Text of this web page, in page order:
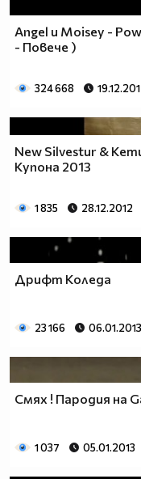
Angel и Moisey -
- Повече )
324 668
New Silvestur &
Купона 2013
1 835 28.12.2012
Дрифт Коледа
23 166 06.01.2013
Смях ! Пародия на
1 037 05.01.2013